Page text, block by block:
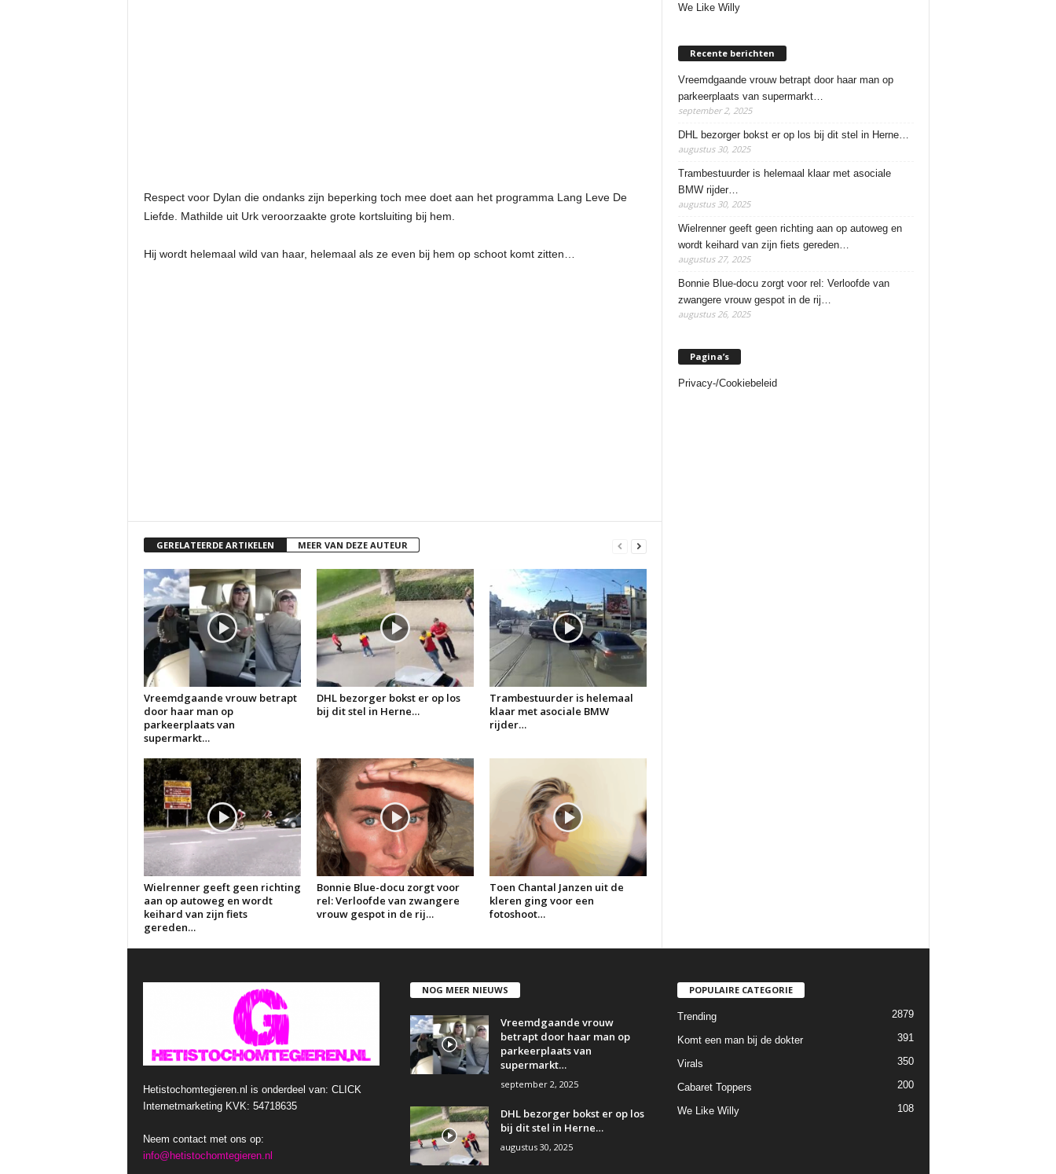
Respect voor Dylan die ondanks zijn beperking toch mee doet aan het programma Lang Leve De
Liefde. Mathilde uit Urk veroorzaakte grote kortsluiting bij hem.
Hij wordt helemaal wild van haar, helemaal als ze even bij hem op schoot komt zitten…
GERELATEERDE ARTIKELEN MEER VAN DEZE AUTEUR
Vreemdgaande vrouw betrapt
door haar man op
parkeerplaats van
supermarkt…
DHL bezorger bokst er op los
bij dit stel in Herne…
Trambestuurder is helemaal
klaar met asociale BMW
rijder…
Wielrenner geeft geen richting
aan op autoweg en wordt
keihard van zijn fiets
gereden…
Bonnie Blue-docu zorgt voor
rel: Verloofde van zwangere
vrouw gespot in de rij…
Toen Chantal Janzen uit de
kleren ging voor een
fotoshoot…
We Like Willy
Recente berichten
Vreemdgaande vrouw betrapt door haar man op
parkeerplaats van supermarkt…
september 2, 2025
DHL bezorger bokst er op los bij dit stel in Herne…
augustus 30, 2025
Trambestuurder is helemaal klaar met asociale
BMW rijder…
augustus 30, 2025
Wielrenner geeft geen richting aan op autoweg en
wordt keihard van zijn fiets gereden…
augustus 27, 2025
Bonnie Blue-docu zorgt voor rel: Verloofde van
zwangere vrouw gespot in de rij…
augustus 26, 2025
Pagina’s
Privacy-/Cookiebeleid
Hetistochomtegieren.nl is onderdeel van: CLICK
Internetmarketing KVK: 54718635
Neem contact met ons op:
info@hetistochomtegieren.nl
NOG MEER NIEUWS
Vreemdgaande vrouw
betrapt door haar man op
parkeerplaats van
supermarkt…
september 2, 2025
DHL bezorger bokst er op los
bij dit stel in Herne…
augustus 30, 2025
POPULAIRE CATEGORIE
Trending 2879
Komt een man bij de dokter 391
Virals 350
Cabaret Toppers 200
We Like Willy 108